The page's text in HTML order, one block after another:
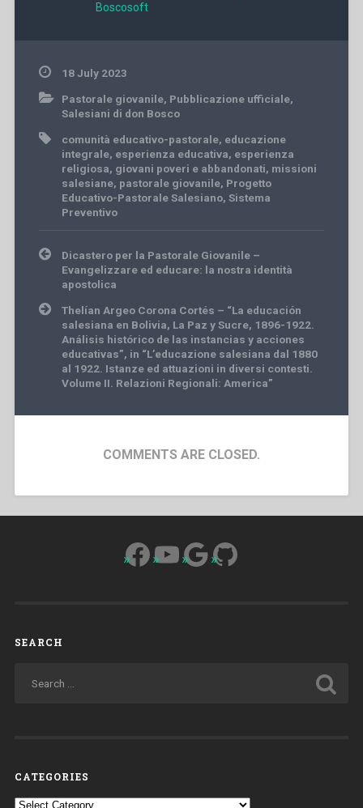
Boscosoft
18 July 2023
Pastorale giovanile, Pubblicazione ufficiale,
Salesiani di don Bosco
comunità educativo-pastorale, educazione
integrale, esperienza educativa, esperienza
religiosa, giovani poveri e abbandonati, missioni
salesiane, pastorale giovanile, Progetto
Educativo-Pastorale Salesiano, Sistema
Preventivo
Post
navigation
Dicastero per la Pastorale Giovanile –
Evangelizzare ed educare: la nostra identità
apostolica
Thelían Argeo Corona Cortés – “La educación
salesiana en Bolivia, La Paz y Sucre, 1896-1922.
Análisis histórico de las instancias y acciones
educativas”, in “L’educazione salesiana dal 1880
al 1922. Istanze ed attuazioni in diversi contesti.
Volume II. Relazioni Regionali: America”
COMMENTS ARE CLOSED.
Facebook
YouTube
Google
GitHub
SEARCH
CATEGORIES
Categories